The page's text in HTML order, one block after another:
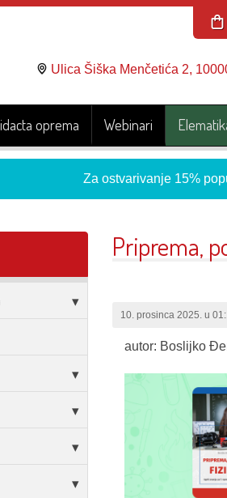
Ulica Šiška Menčetića 2,
oprema Webinari
Za ostvarivanje 15%
Priprema,
10. prosinca 2025. u
autor: Boslijko